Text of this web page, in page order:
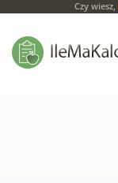
Czy wiesz,